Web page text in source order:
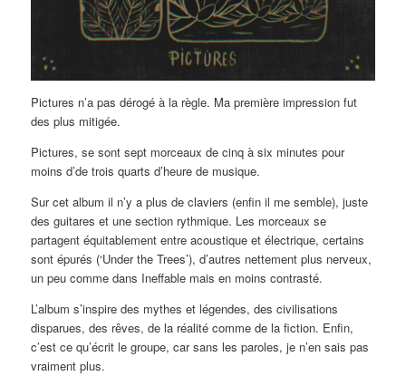
Pictures n’a pas dérogé à la règle. Ma première impression fut
des plus mitigée.
Pictures, se sont sept morceaux de cinq à six minutes pour
moins d’de trois quarts d’heure de musique.
Sur cet album il n’y a plus de claviers (enfin il me semble), juste
des guitares et une section rythmique. Les morceaux se
partagent équitablement entre acoustique et électrique, certains
sont épurés (‘Under the Trees’), d’autres nettement plus nerveux,
un peu comme dans Ineffable mais en moins contrasté.
L’album s’inspire des mythes et légendes, des civilisations
disparues, des rêves, de la réalité comme de la fiction. Enfin,
c’est ce qu’écrit le groupe, car sans les paroles, je n’en sais pas
vraiment plus.